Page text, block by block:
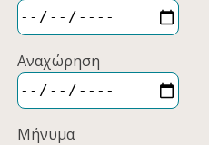
Αναχώρηση
Μήνυμα